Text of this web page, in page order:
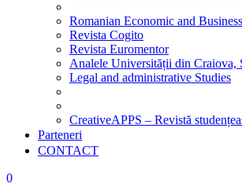
Romanian Economic and
Revista Cogito
Revista Euromentor
Analele Universității din Craiova,
Legal and administrative Studies
CreativeAPPS – Revistă
Parteneri
CONTACT
0